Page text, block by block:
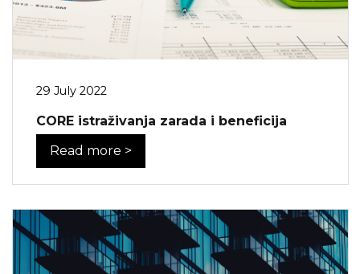
29 July 2022
CORE istraživanja zarada i beneficija
Read more >